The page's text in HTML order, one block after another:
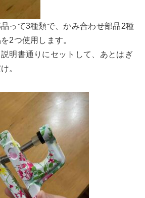
って3種類で、かみ合わせ部品2種
2つ使用します。
明書通りにセットして、あとはぎ
。